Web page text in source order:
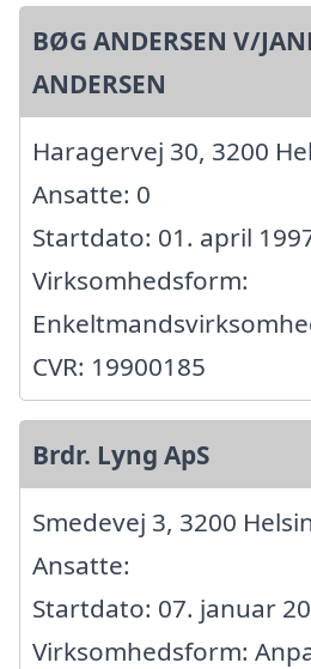
BØG ANDERSEN V/
ANDERSEN
Haragervej 30, 3200
Ansatte: 0
Startdato: 01. april
Virksomhedsform:
CVR: 19900185
Brdr. Lyng ApS
Smedevej 3, 3200
Ansatte:
Startdato: 07. januar
Virksomhedsform: